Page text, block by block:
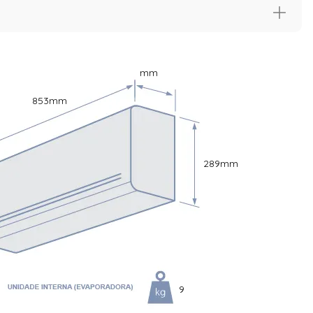
mais duradouro do seu ar condicionado.
289mm
853mm
mm
9